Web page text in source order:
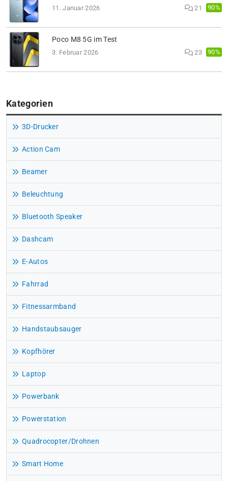
11. Januar 2026 21 90%
Poco M8 5G im Test
3. Februar 2026 23 90%
Kategorien
3D-Drucker
Action Cam
Beamer
Beleuchtung
Bluetooth Speaker
Dashcam
E-Autos
Fahrrad
Fitnessarmband
Handstaubsauger
Kopfhörer
Laptop
Powerbank
Powerstation
Quadrocopter/Drohnen
Smart Home